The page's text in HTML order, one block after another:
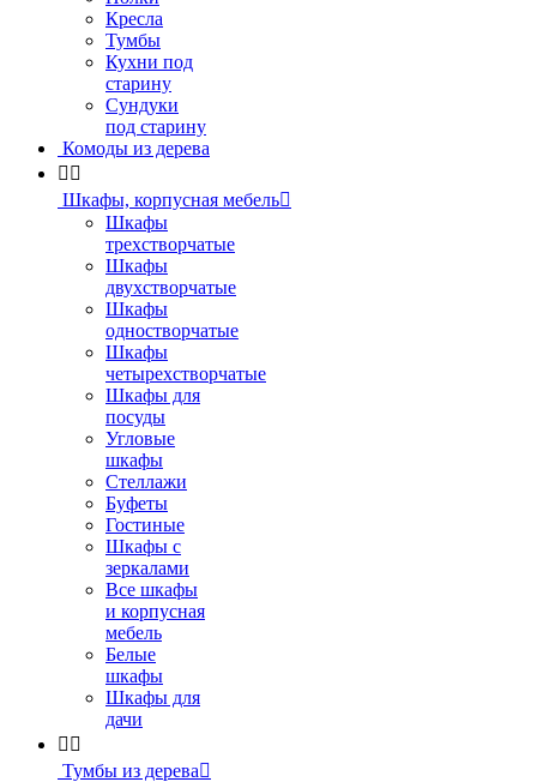
Кресла
Тумбы
Кухни под
старину
Сундуки
под старину
Комоды из дерева
 
Шкафы, корпусная мебель
Шкафы
трехстворчатые
Шкафы
двухстворчатые
Шкафы
одностворчатые
Шкафы
четырехстворчатые
Шкафы для
посуды
Угловые
шкафы
Стеллажи
Буфеты
Гостиные
Шкафы с
зеркалами
Все шкафы
и корпусная
мебель
Белые
шкафы
Шкафы для
дачи
 
Тумбы из дерева